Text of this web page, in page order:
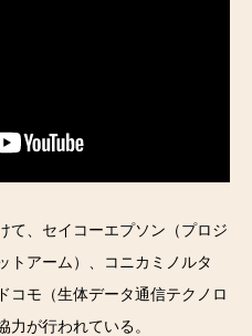
て、セイコーエプソン（プロジ
トアーム）、コニカミノルタ
コモ（生体データ通信テクノロ
力が行われている。